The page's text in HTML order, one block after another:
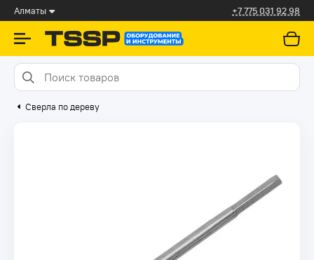
Алматы +7 775 031 92 98
Сверла по дереву